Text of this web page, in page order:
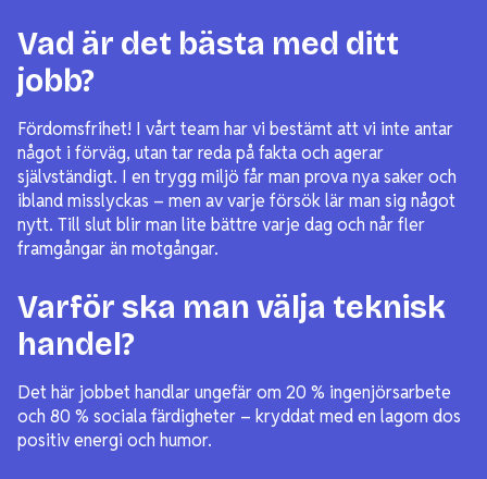
Vad är det bästa med ditt
jobb?
Fördomsfrihet! I vårt team har vi bestämt att vi inte antar
något i förväg, utan tar reda på fakta och agerar
självständigt. I en trygg miljö får man prova nya saker och
ibland misslyckas – men av varje försök lär man sig något
nytt. Till slut blir man lite bättre varje dag och når fler
framgångar än motgångar.
Varför ska man välja teknisk
handel?
Det här jobbet handlar ungefär om 20 % ingenjörsarbete
och 80 % sociala färdigheter – kryddat med en lagom dos
positiv energi och humor.